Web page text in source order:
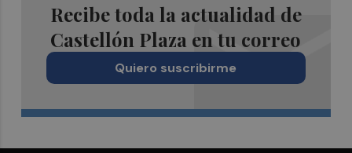
Recibe toda la actualidad de
Castellón Plaza en tu correo
Quiero suscribirme